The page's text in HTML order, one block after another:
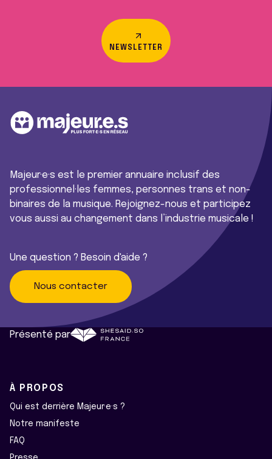
NEWSLETTER
Majeur·e·s est le premier annuaire inclusif des
professionnel·les femmes, personnes trans et non-
binaires de la musique. Rejoignez-nous et participez
vous aussi au changement dans l’industrie musicale !
Une question ? Besoin d'aide ?
Nous contacter
Présenté par
À PROPOS
Qui est derrière Majeur·e·s ?
Notre manifeste
FAQ